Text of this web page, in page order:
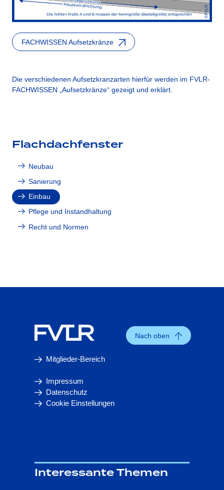
Flachdachfenster
Neubau
Sanierung
Einbau
Pflege und Instandhaltung
Recht und Normen
FACHWISSEN Aufsetzkränze
Die verschiedenen Aufsetzkranzarten hierfür werden im FVLR-
FACHWISSEN „Aufsetzkränze“ gezeigt und erklärt.
Mitglieder-Bereich
Impressum
Datenschutz
Cookie Einstellungen
Nach oben
Interessante Themen